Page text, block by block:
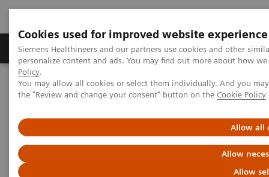
Cookies used for improved website experience
Siemens Healthineers and our partners use cookies and other
personalize content and ads. You may find out more about how
Policy.
You may allow all cookies or select them individually. And you
the "Review and change your consent" button on the Cookie Policy
Allow all
Allow
Allow
Produits & services Domaines cliniques
Home
Diagnostic de laboratoire
Éventail de tests de l’hémostase
Hemostasis Assays